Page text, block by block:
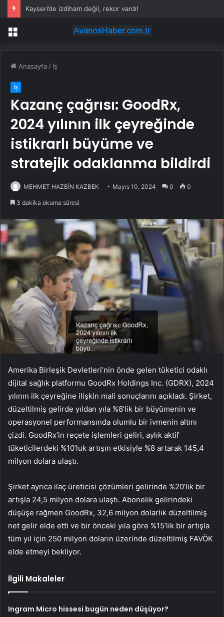
Menü
Anasayfa / İş
İş
Kazanç çağrısı: GoodRx,
2024 yılının ilk çeyreğinde
istikrarlı büyüme ve
stratejik odaklanma bildirdi
MEHMET HAZBİN KAZBEK Mayıs 10, 2024 0 0
3 dakika okuma süresi
Amerika Birleşik Devletleri’nin önde gelen tüketici odaklı
dijital sağlık platformu GoodRx Holdings Inc. (GDRX), 2024
yılının ilk çeyreğine ilişkin mali sonuçlarını açıkladı. Şirket,
düzeltilmiş gelirde yıldan yıla %8’lik bir büyümenin ve
operasyonel performansında olumlu bir ivmenin altını
çizdi. GoodRx’in reçete işlemleri geliri, aylık aktif
tüketicilerdeki %10’luk artışın etkisiyle %8 artarak 145,4
milyon dolara ulaştı.
Şirket ayrıca ilaç üreticisi çözümleri gelirinde %20’lik bir
artışla 24,5 milyon dolara ulaştı. Abonelik gelirindeki
düşüşe rağmen GoodRx, 32,6 milyon dolarlık düzeltilmiş
net gelir elde etti ve bir önceki yıla göre %15’lik bir artışla
tüm yıl için 250 milyon doların üzerinde düzeltilmiş FAVÖK
elde etmeyi bekliyor.
İlgili Makaleler
Ingram Micro hissesi bugün neden düşüyor?